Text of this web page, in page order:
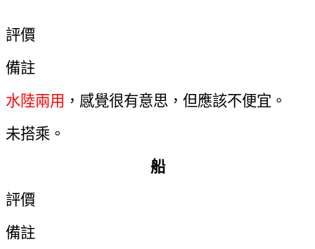
評價
備註
水陸兩用 ， 感覺很有意思 ， 但應該不便宜 。
未搭乘 。
船
評價
備註